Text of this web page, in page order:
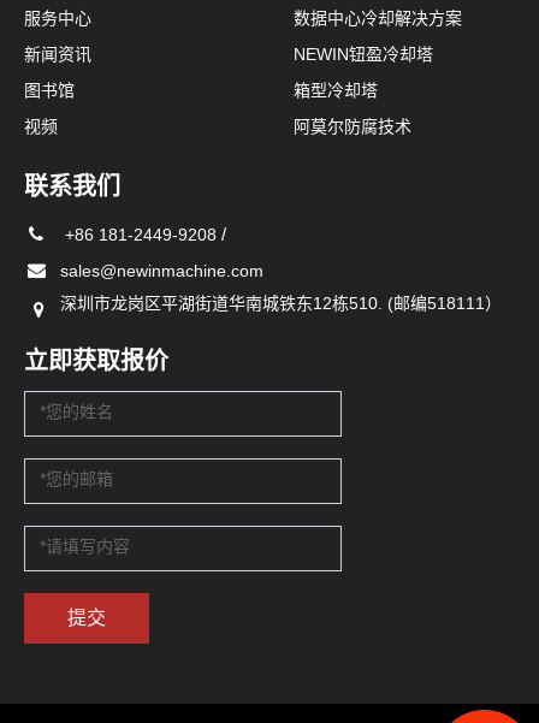
服务中心
新闻资讯
图书馆
视频
数据中心冷却解决方案
NEWIN钮盈冷却塔
箱型冷却塔
阿莫尔防腐技术
联系我们
+86 181-2449-9208 /
sales@newinmachine.com
深圳市龙岗区平湖街道华南城铁东12栋510. (邮编518111）
立即获取报价
提交